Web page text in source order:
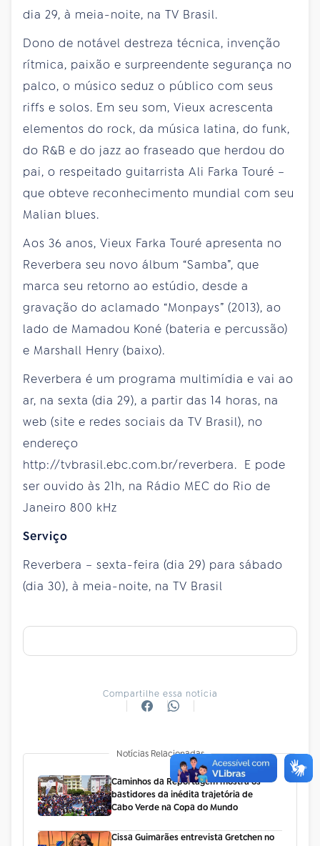
dia 29, à meia-noite, na TV Brasil.
Dono de notável destreza técnica, invenção
rítmica, paixão e surpreendente segurança no
palco, o músico seduz o público com seus
riffs e solos. Em seu som, Vieux acrescenta
elementos do rock, da música latina, do funk,
do R&B e do jazz ao fraseado que herdou do
pai, o respeitado guitarrista Ali Farka Touré –
que obteve reconhecimento mundial com seu
Malian blues.
Aos 36 anos, Vieux Farka Touré apresenta no
Reverbera seu novo álbum “Samba”, que
marca seu retorno ao estúdio, desde a
gravação do aclamado “Monpays” (2013), ao
lado de Mamadou Koné (bateria e percussão)
e Marshall Henry (baixo).
Reverbera é um programa multimídia e vai ao
ar, na sexta (dia 29), a partir das 14 horas, na
web (site e redes sociais da TV Brasil), no
endereço
http://tvbrasil.ebc.com.br/reverbera. E pode
ser ouvido às 21h, na Rádio MEC do Rio de
Janeiro 800 kHz
Serviço
Reverbera – sexta-feira (dia 29) para sábado
(dia 30), à meia-noite, na TV Brasil
Compartilhe essa notícia
Notícias Relacionadas
Caminhos da Reportagem mostra os
bastidores da inédita trajetória de
Cabo Verde na Copa do Mundo
Cissa Guimarães entrevista Gretchen no